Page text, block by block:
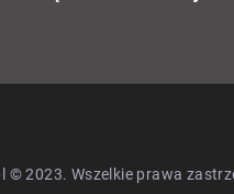
© 2023. Wszelkie prawa